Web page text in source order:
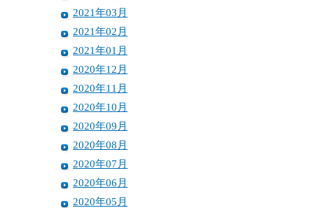
2021年03月
2021年02月
2021年01月
2020年12月
2020年11月
2020年10月
2020年09月
2020年08月
2020年07月
2020年06月
2020年05月